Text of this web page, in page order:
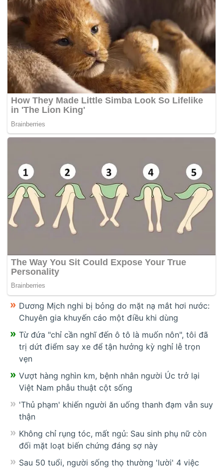
Dương Mịch nghi bị bỏng do mặt nạ mắt hơi nước:
Chuyên gia khuyến cáo một điều khi dùng
Từ đứa "chỉ cần nghĩ đến ô tô là muốn nôn", tôi đã
trị dứt điểm say xe để tận hưởng kỳ nghỉ lễ trọn
vẹn
Vượt hàng nghìn km, bệnh nhân người Úc trở lại
Việt Nam phẫu thuật cột sống
'Thủ phạm' khiến người ăn uống thanh đạm vẫn suy
thận
Không chỉ rụng tóc, mất ngủ: Sau sinh phụ nữ còn
đối mặt loạt biến chứng đáng sợ này
Sau 50 tuổi, người sống thọ thường 'lười' 4 việc